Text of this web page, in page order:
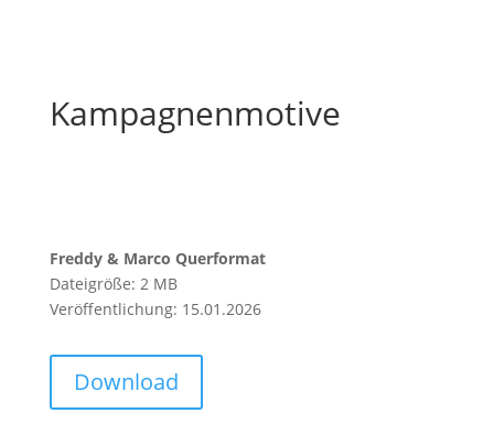
Kampagnenmotive
Freddy & Marco Querformat
Dateigröße: 2 MB
Veröffentlichung: 15.01.2026
Download